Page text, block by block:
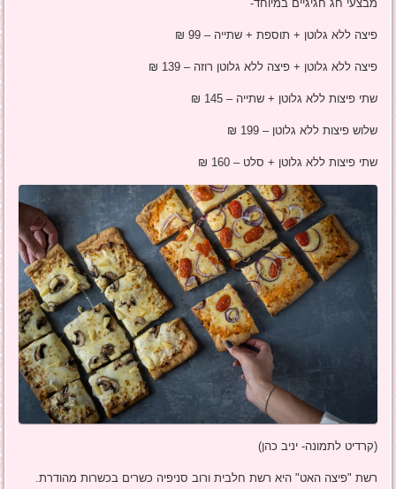
מבצעי חג חגיגיים במיוחד-
פיצה ללא גלוטן + תוספת + שתייה – 99 ₪
פיצה ללא גלוטן + פיצה ללא גלוטן רוזה – 139 ₪
שתי פיצות ללא גלוטן + שתייה – 145 ₪
שלוש פיצות ללא גלוטן – 199 ₪
שתי פיצות ללא גלוטן + סלט – 160 ₪
(קרדיט לתמונה- יניב כהן)
רשת "פיצה האט" היא רשת חלבית ורוב סניפיה כשרים בכשרות מהודרת.